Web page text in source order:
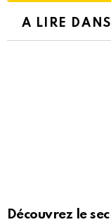
A LIRE
Découvrez le